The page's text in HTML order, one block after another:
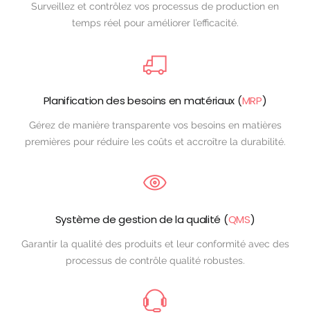
Surveillez et contrôlez vos processus de production en
temps réel pour améliorer l’efficacité.
Planification des besoins en matériaux (MRP)
Gérez de manière transparente vos besoins en matières
premières pour réduire les coûts et accroître la durabilité.
Système de gestion de la qualité (QMS)
Garantir la qualité des produits et leur conformité avec des
processus de contrôle qualité robustes.